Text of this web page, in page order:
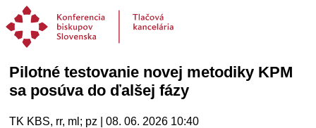
Pilotné testovanie novej metodiky KPM
sa posúva do ďalšej fázy
TK KBS, rr, ml; pz | 08. 06. 2026 10:40